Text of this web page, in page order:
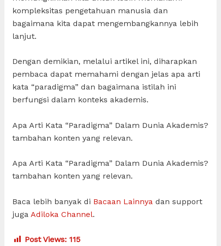
kompleksitas pengetahuan manusia dan
bagaimana kita dapat mengembangkannya lebih
lanjut.
Dengan demikian, melalui artikel ini, diharapkan
pembaca dapat memahami dengan jelas apa arti
kata “paradigma” dan bagaimana istilah ini
berfungsi dalam konteks akademis.
Apa Arti Kata “Paradigma” Dalam Dunia Akademis?
tambahan konten yang relevan.
Apa Arti Kata “Paradigma” Dalam Dunia Akademis?
tambahan konten yang relevan.
Baca lebih banyak di Bacaan Lainnyadan support
juga Adiloka Channel.
Post Views: 115